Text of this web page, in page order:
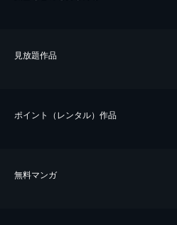
⾒放題作品
ポイント（レンタル）作品
無料マンガ